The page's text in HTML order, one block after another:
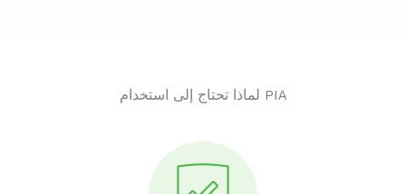
لماذا تحتاج إلى استخدام PIA